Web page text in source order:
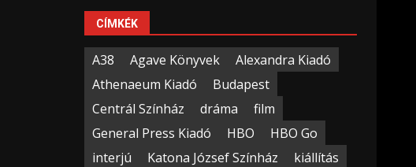
CÍMKÉK
A38 Agave Könyvek
Alexandra Kiadó
Athenaeum Kiadó
Budapest
Centrál Színház
dráma
film
General Press Kiadó
HBO
HBO Go
interjú
Katona József Színház
kiállítás